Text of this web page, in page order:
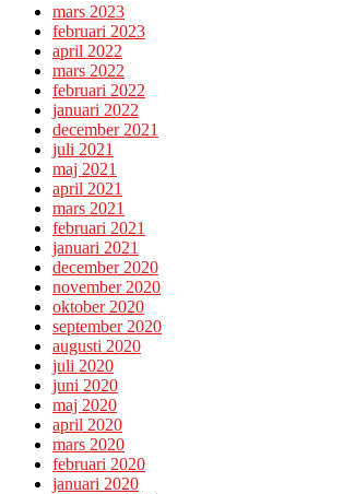
mars 2023
februari 2023
april 2022
mars 2022
februari 2022
januari 2022
december 2021
juli 2021
maj 2021
april 2021
mars 2021
februari 2021
januari 2021
december 2020
november 2020
oktober 2020
september 2020
augusti 2020
juli 2020
juni 2020
maj 2020
april 2020
mars 2020
februari 2020
januari 2020